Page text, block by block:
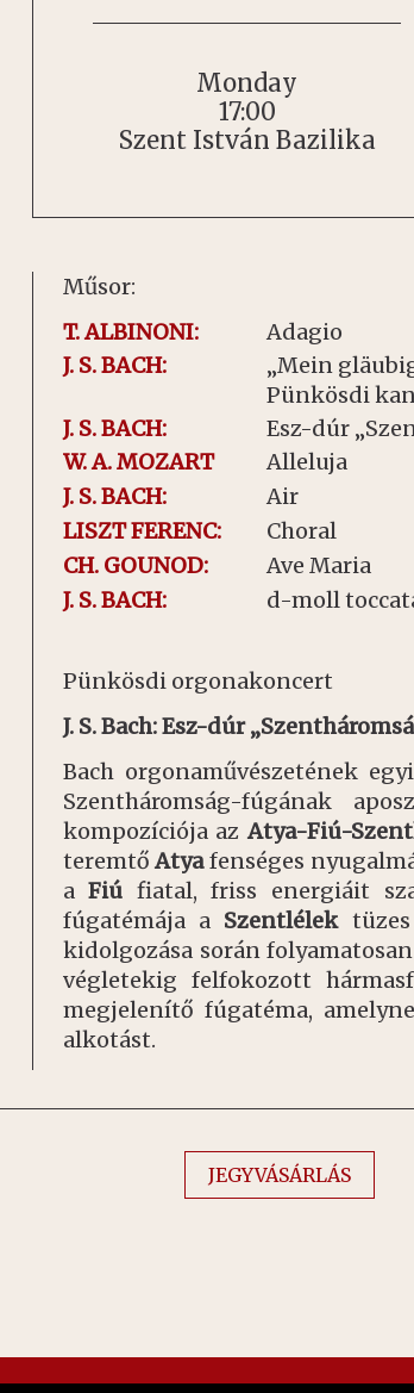
Monday
17:00
Szent István Bazilika
Műsor:
T. ALBINONI:
Adagio
J. S. BACH:
„Mein
Pünkösdi
J. S. BACH:
Esz-dúr
W. A. MOZART
Alleluja
J. S. BACH:
Air
LISZT FERENC:
Choral
CH. GOUNOD:
Ave Maria
J. S. BACH:
d-moll
Pünkösdi orgonakoncert
J. S. Bach: Esz-dúr
Bach orgonaművészetének
Szentháromság-fúgának
kompozíciója azAtya-Fiú-
teremtőAtyafenséges
aFiú fiatal, friss energiáit
fúgatémája a Szentlélek
kidolgozása során
végletekig felfokozott
megjelenítő fúgatéma,
alkotást.
JEGYVÁSÁRLÁS